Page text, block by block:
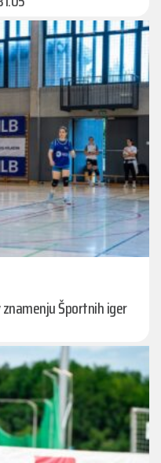
Športnih iger